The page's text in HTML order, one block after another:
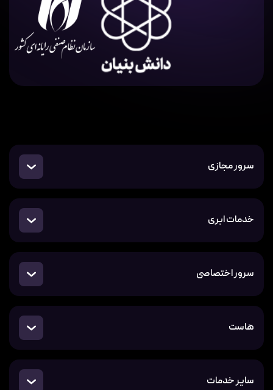
سرور مجازی
خدمات ابری
سرور اختصاصی
هاست
سایر خدمات